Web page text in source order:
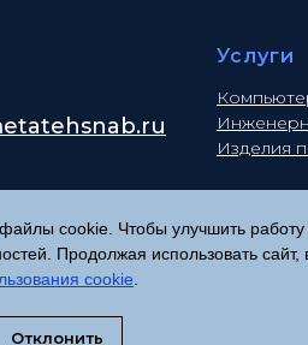
Услуги
Изделия
Политика
cookie. Чтобы улучшить работу
Продолжая использовать сайт,
cookie.
Отклонить